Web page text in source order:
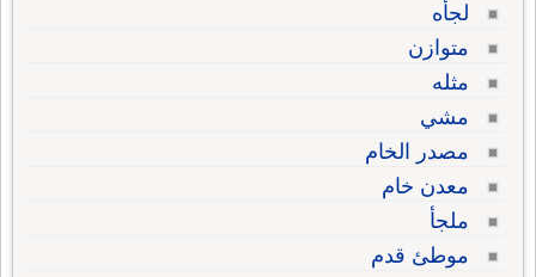
لجأه
متوازن
مثله
مشي
مصدر الخام
معدن خام
ملجأ
موطئ قدم